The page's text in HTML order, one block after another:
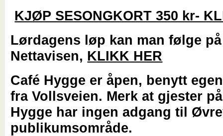
KJØP SESONGKORT 350 kr-
Lørdagens løp kan man følge på
Nettavisen, KLIKK HER
Café Hygge er åpen, benytt
fra Vollsveien. Merk at gjester
Hygge har ingen adgang til
publikumsområde.